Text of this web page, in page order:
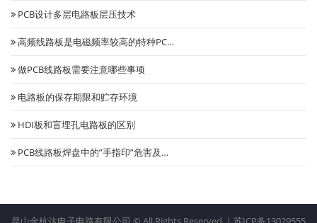
自动门控制系统
PCB设计多层电路板层压技术
高频线路板是电磁频率较高的特种PC…
做PCB线路板需要注意哪些事项
电路板的保存期限和贮存环境
HDI板和盲埋孔电路板的区别
PCB线路板焊盘中的”手指印”危害及…